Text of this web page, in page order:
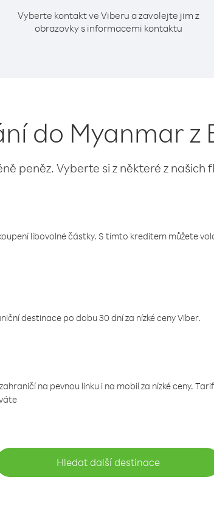
Vyberte kontakt ve Viberu a zavolejte jim z
obrazovky s informacemi kontaktu
do Myanmar z
peněz. Vyberte si z některé z
libovolné částky. S tímto kreditem můžete
destinace po dobu 30 dní za nízké ceny Viber.
na pevnou linku i na mobil za nízké ceny.
Hledat další destinace